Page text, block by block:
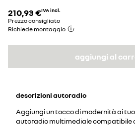
210,93 €IVA incl.
Prezzo consigliato
Richiede montaggio
aggiungi al
descrizioniautoradio
Aggiungi un tocco di modernità ai
autoradio multimediale compatibile